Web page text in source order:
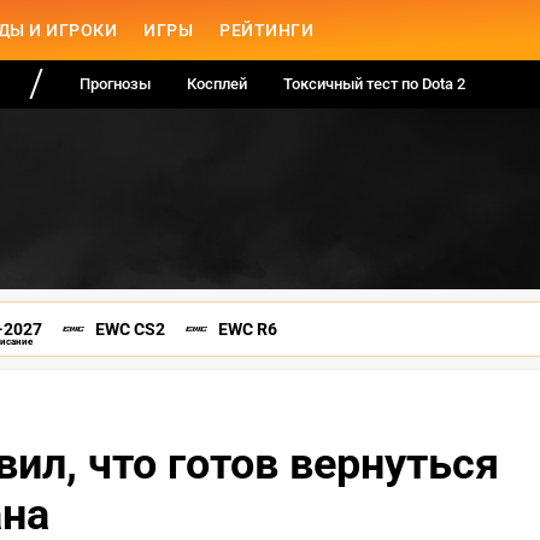
И ИГРОКИ ИГРЫ РЕЙТИНГИ
Прогнозы Косплей Токсичный тест по Dota 2
EWC CS2 EWC R6
что готов вернуться